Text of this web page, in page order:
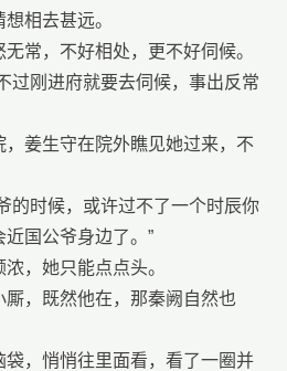
相去甚远。
常，不好相处，更不好伺候。
过刚进府就要去伺候，事出反常
，姜生守在院外瞧见她过来，不
的时候，或许过不了一个时辰你
国公爷身边了。”
，她只能点点头。
，既然他在，那秦阙自然也
，悄悄往里面看，看了一圈并